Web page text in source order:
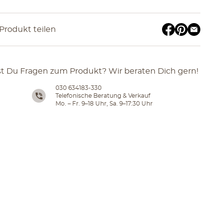
teilen
Du Fragen zum Produkt? Wir beraten Dich gern!
030 634183-330
Telefonische Beratung & Verkauf
Mo. – Fr. 9–18 Uhr, Sa. 9–17:30 Uhr